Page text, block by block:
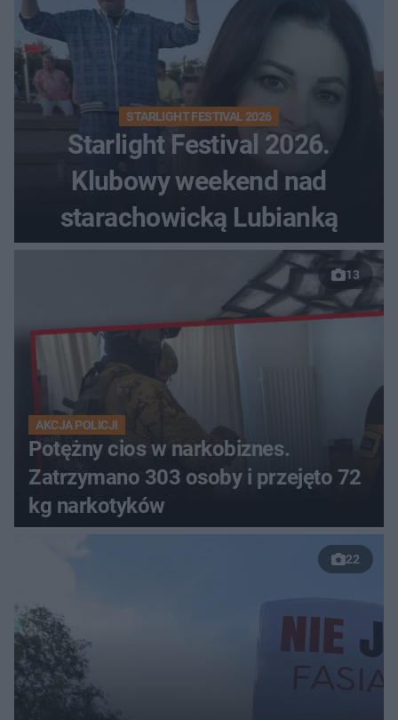
STARLIGHT FESTIVAL 2026
Starlight Festival 2026.
Klubowy weekend nad
starachowicką Lubianką
13
AKCJA POLICJI
Potężny cios w narkobiznes.
Zatrzymano 303 osoby i przejęto 72
kg narkotyków
22